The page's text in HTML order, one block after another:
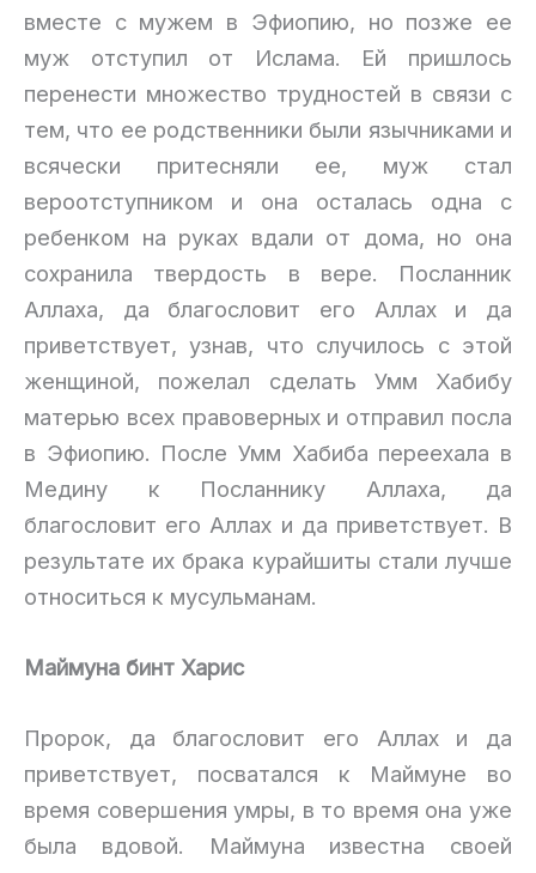
вместе с мужем в Эфиопию, но позже ее
муж отступил от Ислама. Ей пришлось
перенести множество трудностей в связи с
тем, что ее родственники были язычниками и
всячески притесняли ее, муж стал
вероотступником и она осталась одна с
ребенком на руках вдали от дома, но она
сохранила твердость в вере. Посланник
Аллаха, да благословит его Аллах и да
приветствует, узнав, что случилось с этой
женщиной, пожелал сделать Умм Хабибу
матерью всех правоверных и отправил посла
в Эфиопию. После Умм Хабиба переехала в
Медину к Посланнику Аллаха, да
благословит его Аллах и да приветствует. В
результате их брака курайшиты стали лучше
относиться к мусульманам.
Маймуна бинт Харис
Пророк, да благословит его Аллах и да
приветствует, посватался к Маймуне во
время совершения умры, в то время она уже
была вдовой. Маймуна известна своей